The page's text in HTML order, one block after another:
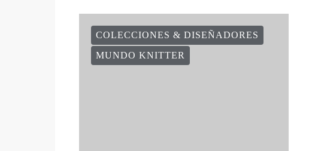
COLECCIONES & DISEÑADORES
MUNDO KNITTER